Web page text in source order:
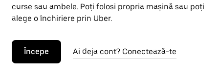
curse sau ambele. Poți folosi propria mașină sau poți
alege o închiriere prin Uber.
Începe Ai deja cont? Conectează-te